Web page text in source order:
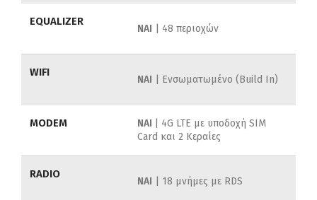
EQUALIZER
NAI | 48 περιοχών
WIFI
ΝΑΙ | Ενσωματωμένο (Build In)
MODEM NAI
| 4G LTE με υποδοχή SIM
Card και 2 Κεραίες
RADIO
ΝΑΙ | 18 μνήμες με RDS